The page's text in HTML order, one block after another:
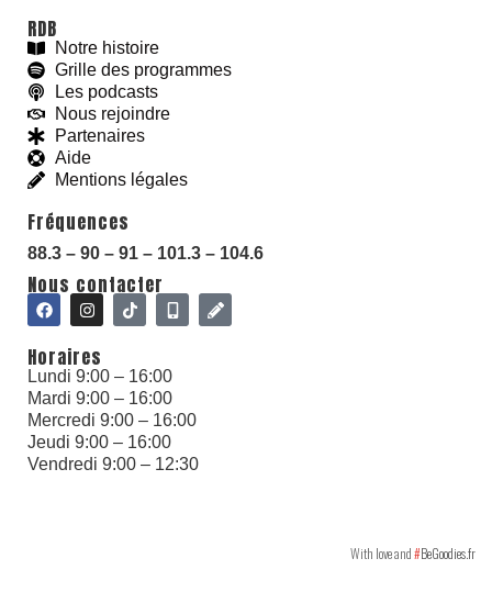
With love and
RDB
Notre histoire
Grille des programmes
Les podcasts
Nous rejoindre
Partenaires
Aide
Mentions légales
Fréquences
88.3 – 90 – 91 – 101.3 – 104.6
Nous contacter
Horaires
Lundi 9:00 – 16:00
Mardi 9:00 – 16:00
Mercredi 9:00 – 16:00
Jeudi 9:00 – 16:00
Vendredi 9:00 – 12:30
With love and#BeGoodies.fr